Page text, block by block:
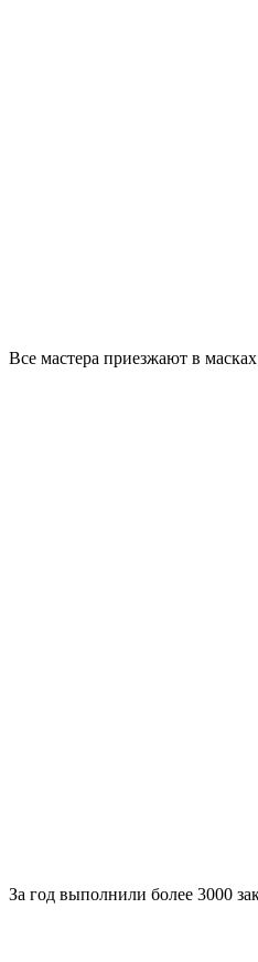
Все мастера приезжают в
За год выполнили более 3000